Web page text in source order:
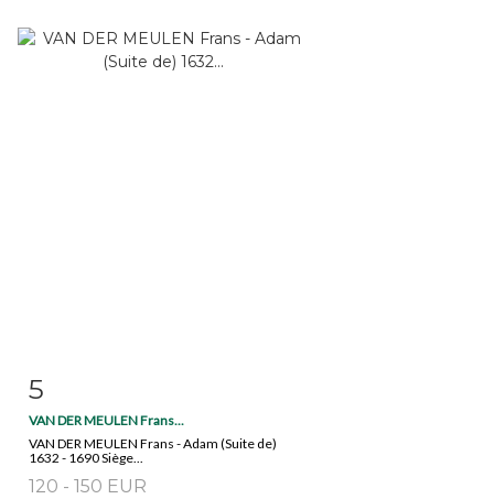
5
VAN DER MEULEN Frans...
VAN DER MEULEN Frans - Adam (Suite de)
1632 - 1690 Siège...
120 - 150 EUR